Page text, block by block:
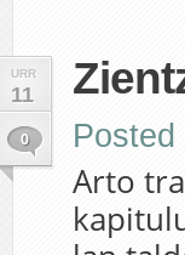
URR
11
0 Posted
Arto